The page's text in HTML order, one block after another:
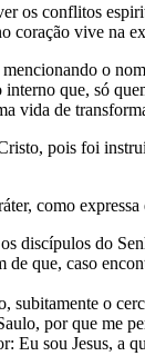
os conflitos
coração vive na
o
que, só
vida de
pois foi
como
discípulos do
que, caso
subitamente o
por que me
Eu sou Jesus, a